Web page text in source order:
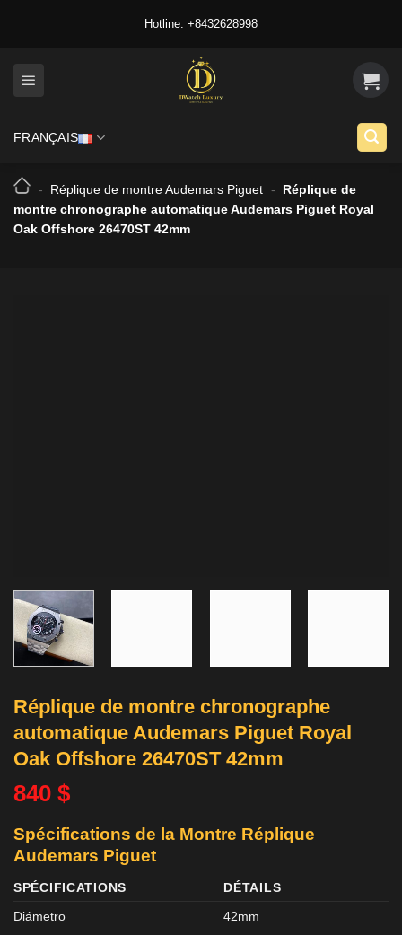
Hotline: +8432628998
FRANÇAIS
- Réplique de montre Audemars Piguet -
Réplique de
montre chronographe automatique Audemars Piguet Royal
Oak Offshore 26470ST 42mm
Réplique de montre chronographe
automatique Audemars Piguet Royal
Oak Offshore 26470ST 42mm
840 $
Spécifications de la Montre Réplique
Audemars Piguet
SPÉCIFICATIONS
DÉTAILS
Diámetro
42mm